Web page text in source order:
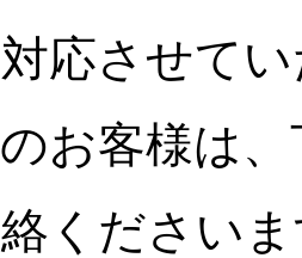
応させて
お客様は
ください